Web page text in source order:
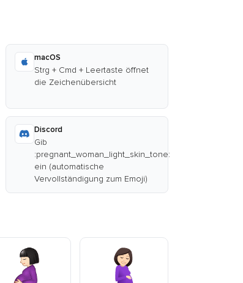
macOS
Strg + Cmd + Leertaste öffnet
die Zeichenübersicht
Discord
Gib
:pregnant_woman_light_skin_tone:
ein (automatische
Vervollständigung zum Emoji)